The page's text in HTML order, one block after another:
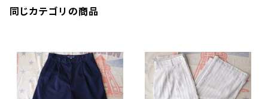
同じカテゴリの商品